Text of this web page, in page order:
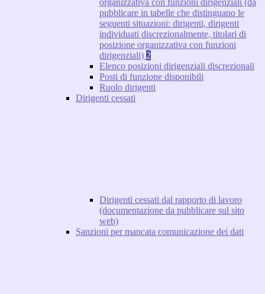
organizzativa con funzioni dirigenziali (da
pubblicare in tabelle che distinguano le
seguenti situazioni: dirigenti, dirigenti
individuati discrezionalmente, titolari di
posizione organizzativa con funzioni
dirigenziali) 2
Elenco posizioni dirigenziali discrezionali
Posti di funzione disponibili
Ruolo dirigenti
Dirigenti cessati
Dirigenti cessati dal rapporto di lavoro
(documentazione da pubblicare sul sito
web)
Sanzioni per mancata comunicazione dei dati